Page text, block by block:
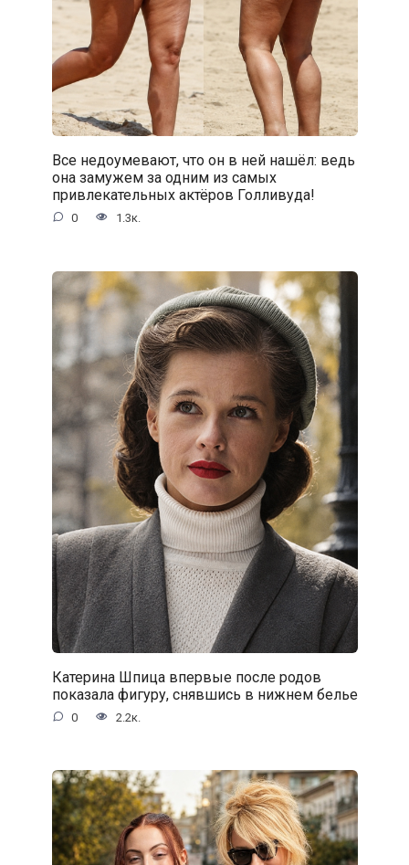
Все недоумевают, что он в ней нашёл: ведь
она замужем за одним из самых
привлекательных актёров Голливуда!
0 1.3к.
Катерина Шпица впервые после родов
показала фигуру, снявшись в нижнем белье
0 2.2к.